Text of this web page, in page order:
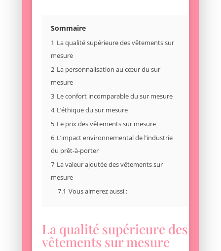
Sommaire
1 La qualité supérieure des vêtements sur
mesure
2 La personnalisation au cœur du sur
mesure
3 Le confort incomparable du sur mesure
4 L’éthique du sur mesure
5 Le prix des vêtements sur mesure
6 L’impact environnemental de l’industrie
du prêt-à-porter
7 La valeur ajoutée des vêtements sur
mesure
7.1 Vous aimerez aussi :
La qualité supérieure des
vêtements sur mesure